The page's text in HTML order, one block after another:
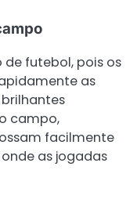
futebol, pois os
as
campo,
facilmente
as jogadas